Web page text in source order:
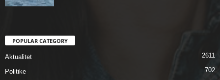
POPULAR CATEGORY
Aktualitet 2611
Politike 702